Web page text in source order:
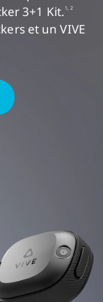
3+1 Kit. 1, 2
et un VIVE